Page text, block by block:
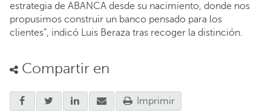
estrategia de ABANCA desde su nacimiento, donde nos
propusimos construir un banco pensado para los
clientes”, indicó Luis Beraza tras recoger la distinción.
Compartir en
Imprimir